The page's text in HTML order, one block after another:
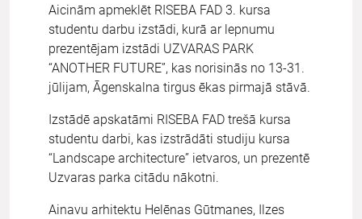
Aicinām apmeklēt RISEBA FAD 3. kursa
studentu darbu izstādi, kurā ar lepnumu
prezentējam izstādi UZVARAS PARK
“ANOTHER FUTURE”, kas norisinās no 13-31.
jūlijam, Āgenskalna tirgus ēkas pirmajā stāvā.
Izstādē apskatāmi RISEBA FAD trešā kursa
studentu darbi, kas izstrādāti studiju kursa
“Landscape architecture” ietvaros, un prezentē
Uzvaras parka citādu nākotni.
Ainavu arhitektu Helēnas Gūtmanes, Ilzes